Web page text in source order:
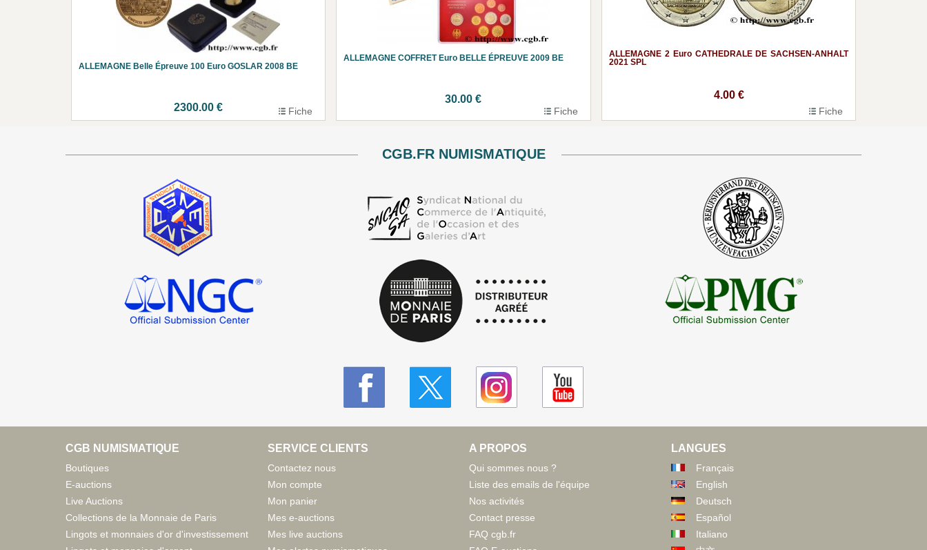
ALLEMAGNE Belle Épreuve 100 Euro GOSLAR 2008 BE
2300.00 € Fiche
ALLEMAGNE COFFRET Euro BELLE ÉPREUVE 2009 BE
30.00 €
Fiche
ALLEMAGNE 2 Euro CATHEDRALE DE SACHSEN-ANHALT
2021 SPL
4.00 €
Fiche
CGB.FR NUMISMATIQUE
CGB NUMISMATIQUE
Boutiques
E-auctions
Live Auctions
Collections de la Monnaie de Paris
Lingots et monnaies d'or d'investissement
SERVICE CLIENTS
Contactez nous
Mon compte
Mon panier
Mes e-auctions
Mes live auctions
A PROPOS
Qui sommes nous ?
Liste des emails de l'équipe
Nos activités
Contact presse
FAQ cgb.fr
LANGUES
Français
English
Deutsch
Español
Italiano